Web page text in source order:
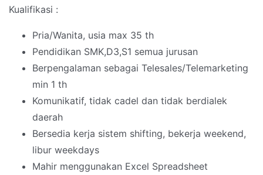
Kualifikasi :
Pria/Wanita, usia max 35 th
Pendidikan SMK,D3,S1 semua jurusan
Berpengalaman sebagai Telesales/Telemarketing
min 1 th
Komunikatif, tidak cadel dan tidak berdialek
daerah
Bersedia kerja sistem shifting, bekerja weekend,
libur weekdays
Mahir menggunakan Excel Spreadsheet